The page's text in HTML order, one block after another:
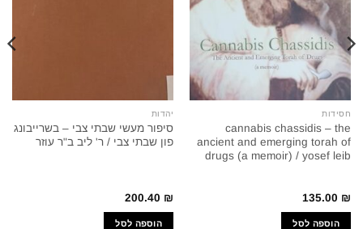
חסידות
cannabis chassidis – the
ancient and emerging torah of
drugs (a memoir) / yosef leib
135.00 ₪
הוספה לסל
יהדות
סיפור מעשי שבתי צבי – בשרייבונג
פון שבתי צבי / ר' ליב ב"ר עוזר
200.40 ₪
הוספה לסל